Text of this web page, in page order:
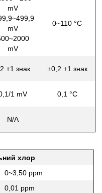
mV
mV
mV
0~110 °C
+1 знак ±0,2 +1 знак
1 mV 0,1 °C
N/A
хлор
0~3,50 ppm
0,01 ppm